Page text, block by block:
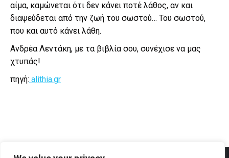
αίμα, καμώνεται ότι δεν κάνει ποτέ λάθος, αν και
διαψεύδεται από την ζωή του σωστού… Του σωστού,
που και αυτό κάνει λάθη.
Ανδρέα Λεντάκη, με τα βιβλία σου, συνέχισε να μας
χτυπάς!
πηγή: alithia.gr